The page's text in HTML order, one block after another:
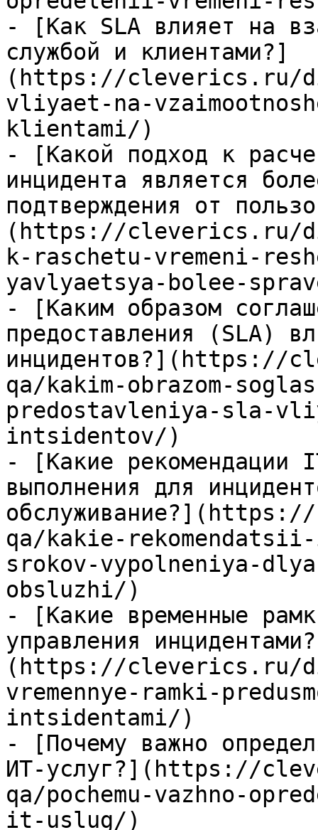
- [Как SLA влияет на
службой и клиентами?]
(https://cleverics.ru/
vliyaet-na-
klientami/)
- [Какой подход к
инцидента является
подтверждения от
(https://cleverics.ru/
k-raschetu-vremeni-
yavlyaetsya-bolee-
- [Каким образом
предоставления (SLA)
qa/kakim-obrazom-
predostavleniya-sla-
intsidentov/)
- [Какие рекомендации
выполнения для
qa/kakie-
srokov-vypolneniya-
obsluzhi/)
- [Какие временные
управления
(https://cleverics.ru/
vremennye-ramki-
intsidentami/)
- [Почему важно
ИТ-услуг?](https://
qa/pochemu-vazhno-
it-uslug/)